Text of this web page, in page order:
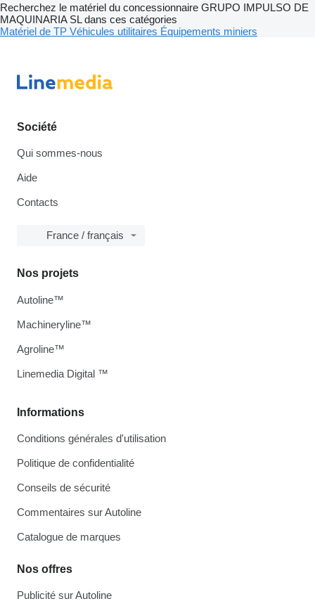
Recherchez le matériel du concessionnaire GRUPO IMPULSO DE
MAQUINARIA SL dans ces catégories
Matériel de TP Véhicules utilitaires Équipements miniers
Société
Qui sommes-nous
Aide
Contacts
France / français
Informations
Conditions générales d'utilisation
Politique de confidentialité
Conseils de sécurité
Commentaires sur Autoline
Catalogue de marques
Nos offres
Publicité sur Autoline
Nos projets
Autoline™
Machineryline™
Agroline™
Linemedia Digital ™